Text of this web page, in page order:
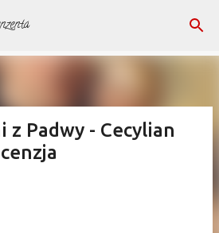
głównej zawartości
Padwy - Cecylian